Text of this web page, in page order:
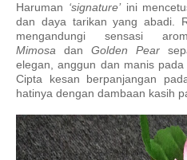
Haruman ‘signature’ ini
dan daya tarikan yang abadi.
mengandungi sensasi
Mimosa dan Golden Pear
elegan, anggun dan manis
Cipta kesan berpanjangan
hatinya dengan dambaan kasih